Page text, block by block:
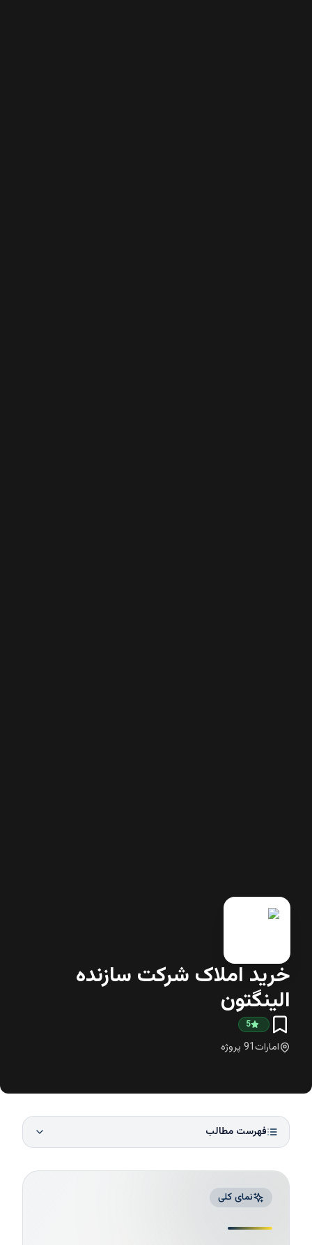
خرید املاک شرکت سازنده
الینگتون
5
امارات91 پروژه
فهرست مطالب
نمای کلی